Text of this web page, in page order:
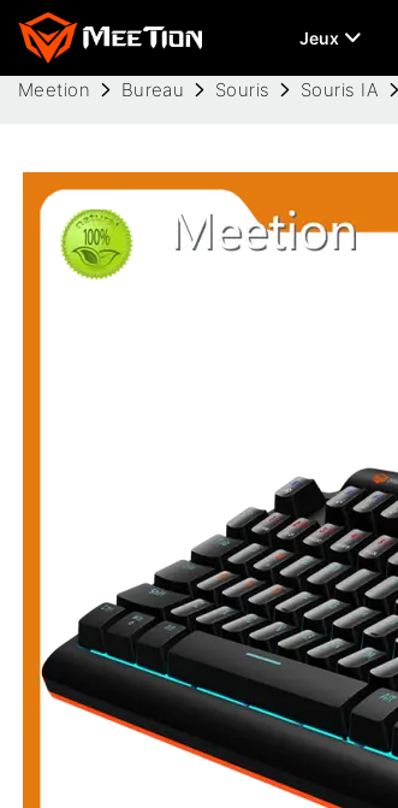
Jeux
Meetion Bureau Souris Souris IA